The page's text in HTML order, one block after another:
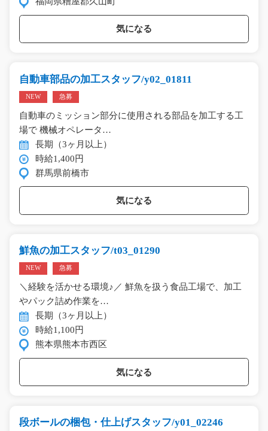
気になる
自動車部品の加工スタッフ/y02_01811
NEW 急募
自動車のミッション部分に使用される部品を加工する工
場で 機械オペレータ…
長期（3ヶ月以上）
時給1,400円
群馬県前橋市
気になる
鮮魚の加工スタッフ/t03_01290
NEW 急募
＼経験を活かせる環境♪／ 鮮魚を扱う食品工場で、加工
やパック詰め作業を…
長期（3ヶ月以上）
時給1,100円
熊本県熊本市西区
気になる
段ボールの梱包・仕上げスタッフ/y01_02246